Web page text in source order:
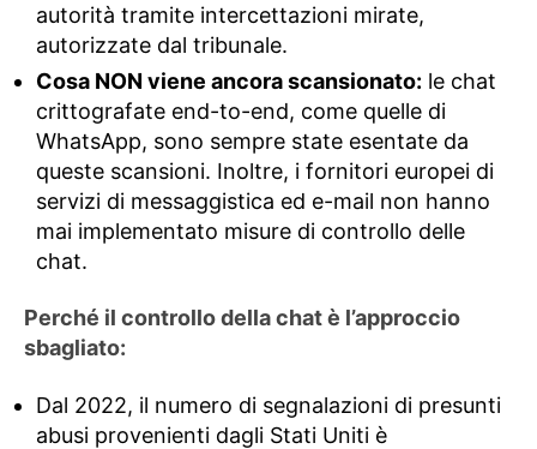
autorità tramite intercettazioni mirate,
autorizzate dal tribunale.
Cosa NON viene ancora scansionato: le chat
crittografate end-to-end, come quelle di
WhatsApp, sono sempre state esentate da
queste scansioni. Inoltre, i fornitori europei di
servizi di messaggistica ed e-mail non hanno
mai implementato misure di controllo delle
chat.
Perché il controllo della chat è l’approccio
sbagliato:
Dal 2022, il numero di segnalazioni di presunti
abusi provenienti dagli Stati Uniti è